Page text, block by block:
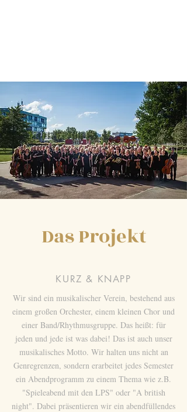
Das Projekt
KURZ & KNAPP
Wir sind ein musikalischer Verein, bestehend aus
einem großen Orchester, einem kleinen Chor und
einer Band/Rhythmusgruppe. Das heißt: für
jeden und jede ist was dabei! Das ist auch unser
musikalisches Motto. Wir halten uns nicht an
Genregrenzen, sondern erarbeitet jedes Semester
ein Abendprogramm zu einem Thema wie z.B.
"Spieleabend mit den LPS" oder "A british
night". Dabei präsentieren wir ein abendfüllendes